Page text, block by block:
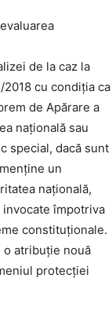
de la caz la
cu condiția ca
de Apărare a
națională sau
special, dacă sunt
un
națională,
împotriva
constituționale.
o atribuție nouă
protecției